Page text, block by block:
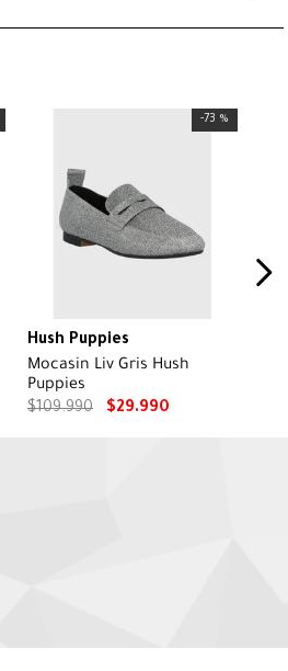
-73 %
Hush Puppies
Mocasin Liv Gris Hush
Puppies
$109.990 $29.990